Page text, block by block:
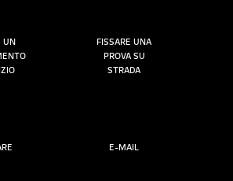
UN
FISSARE UNA
PROVA SU
STRADA
E-MAIL